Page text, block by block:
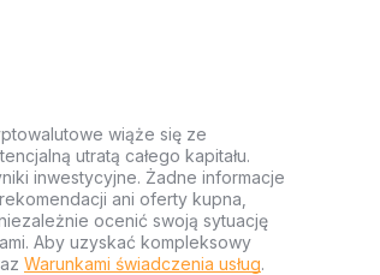
wiąże się ze
utratą całego kapitału.
inwestycyjne. Żadne informacje
ani oferty kupna,
ocenić swoją sytuację
Aby uzyskać kompleksowy
Warunkami świadczenia usług.